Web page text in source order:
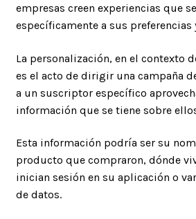
empresas creen experiencias que
específicamente a sus preferencias
La personalización, en el contexto
es el acto de dirigir una campaña
a un suscriptor específico
información que se tiene sobre
Esta información podría ser su
producto que compraron, dónde
inician sesión en su aplicación o
de datos.